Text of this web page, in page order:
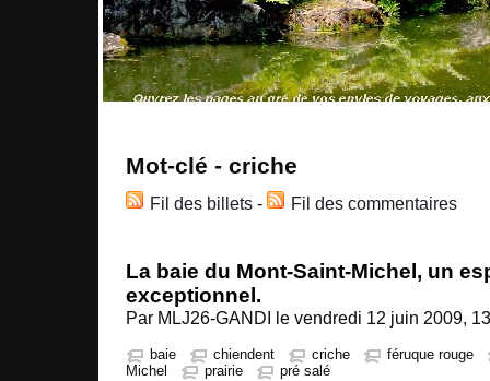
Mot-clé - criche
Fil des billets - Fil des commentaires
La baie du Mont-Saint-Michel, un
exceptionnel.
Par MLJ26-GANDI le vendredi 12 juin 2009,
baie chiendent criche
féruque rouge
Michel
prairie pré salé